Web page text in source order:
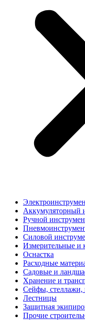
Аккумуляторный
Ручной
Силовой
Измерительные и
Оснастка
Расходные
Садовые и
Хранение и
Сейфы,
Лестницы
Защитная
Прочие